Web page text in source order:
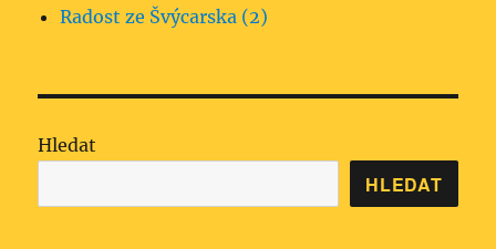
Radost ze Švýcarska (2)
Hledat
HLEDAT